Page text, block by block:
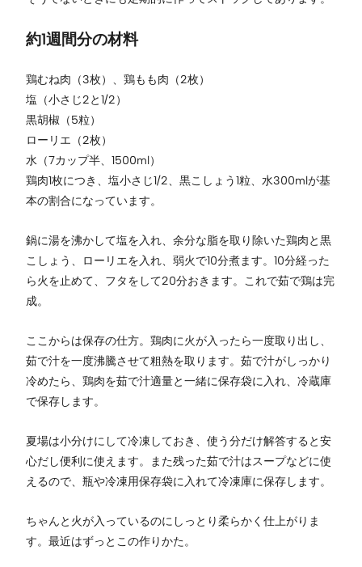
約1週間分の材料
鶏むね肉（3枚）、鶏もも肉（2枚）
塩（小さじ2と1/2）
黒胡椒（5粒）
ローリエ（2枚）
水（7カップ半、1500ml）
鶏肉1枚につき、塩小さじ1/2、黒こしょう1粒、水300mlが基
本の割合になっています。
鍋に湯を沸かして塩を入れ、余分な脂を取り除いた鶏肉と黒
こしょう、ローリエを入れ、弱火で10分煮ます。10分経った
ら火を止めて、フタをして20分おきます。これで茹で鶏は完
成。
ここからは保存の仕方。鶏肉に火が入ったら一度取り出し、
茹で汁を一度沸騰させて粗熱を取ります。茹で汁がしっかり
冷めたら、鶏肉を茹で汁適量と一緒に保存袋に入れ、冷蔵庫
で保存します。
夏場は小分けにして冷凍しておき、使う分だけ解答すると安
心だし便利に使えます。また残った茹で汁はスープなどに使
えるので、瓶や冷凍用保存袋に入れて冷凍庫に保存します。
ちゃんと火が入っているのにしっとり柔らかく仕上がりま
す。最近はずっとこの作りかた。